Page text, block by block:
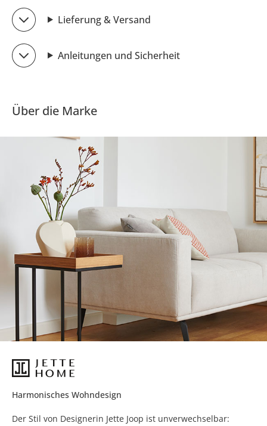
Lieferung & Versand
Anleitungen und Sicherheit
Über die Marke
Harmonisches Wohndesign
Der Stil von Designerin Jette Joop ist unverwechselbar: